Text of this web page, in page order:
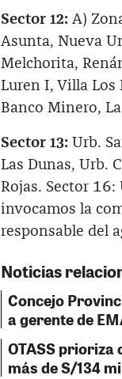
Sector 12: A)
Asunta, Nueva
Melchorita,
Luren I, Villa Los
Banco Minero,
Sector 13: Urb.
Las Dunas, Urb.
Rojas. Sector 16:
invocamos la
responsable del
Noticias
Concejo
a gerente de
OTASS prioriza
más de S/134